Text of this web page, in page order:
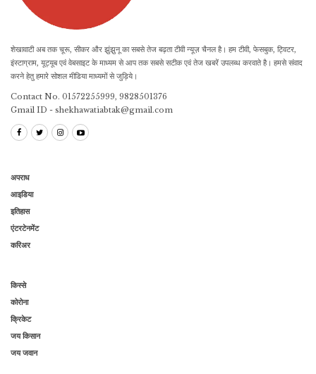
शेखावाटी अब तक चूरू, सीकर और झुंझुनू का सबसे तेज बढ़ता टीवी न्यूज़ चैनल है। हम टीवी, फेसबुक, ट्विटर,
इंस्टाग्राम, यूट्यूब एवं वेबसाइट के माध्यम से आप तक सबसे सटीक एवं तेज खबरें उपलब्ध करवाते है। हमसे संवाद
करने हेतु हमारे सोशल मीडिया माध्यमों से जुड़िये।
Contact No. 01572255999, 9828501376
Gmail ID - shekhawatiabtak@gmail.com
अपराध
आइडिया
इतिहास
एंटरटेनमेंट
करिअर
किस्से
कोरोना
क्रिकेट
जय किसान
जय जवान